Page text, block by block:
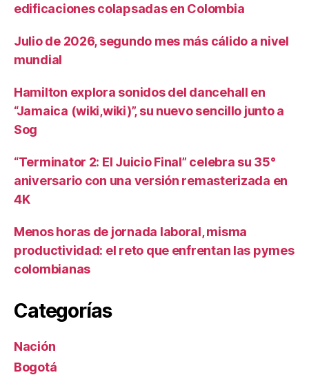
edificaciones colapsadas en Colombia
Julio de 2026, segundo mes más cálido a nivel
mundial
Hamilton explora sonidos del dancehall en
“Jamaica (wiki,wiki)”, su nuevo sencillo junto a
Sog
“Terminator 2: El Juicio Final” celebra su 35°
aniversario con una versión remasterizada en
4K
Menos horas de jornada laboral, misma
productividad: el reto que enfrentan las pymes
colombianas
Categorías
Nación
Bogotá